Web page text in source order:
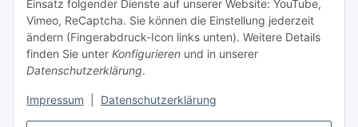
Einsatz folgender Dienste auf unserer Website: YouTube,
Vimeo, ReCaptcha. Sie können die Einstellung jederzeit
ändern (Fingerabdruck-Icon links unten). Weitere Details
finden Sie unter Konfigurieren und in unserer
Datenschutzerklärung.
Impressum Datenschutzerklärung
Gesetzliche Informationen